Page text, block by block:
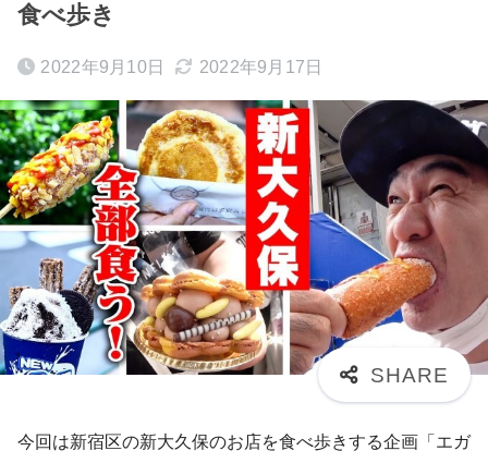
食べ歩き
2022年9月10日 2022年9月17日
今回は新宿区の新大久保のお店を食べ歩きする企画「エガ